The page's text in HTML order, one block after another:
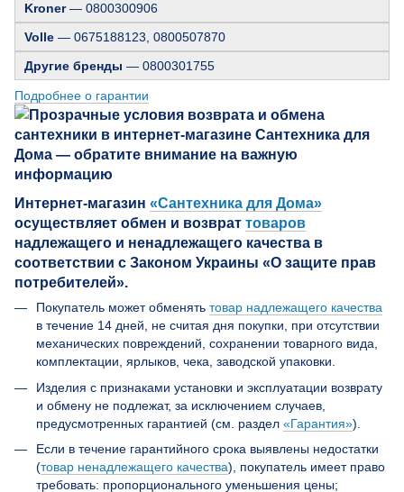
Kroner— 0800300906
Volle — 0675188123, 0800507870
Другие бренды — 0800301755
Подробнее о гарантии
Интернет-магазин «Сантехника для Дома»
осуществляет обмен и возврат товаров
надлежащего и ненадлежащего качества в
соответствии с Законом Украины «О защите прав
потребителей».
Покупатель может обменять товар надлежащего качества
в течение 14 дней, не считая дня покупки, при отсутствии
механических повреждений, сохранении товарного вида,
комплектации, ярлыков, чека, заводской упаковки.
Изделия с признаками установки и эксплуатации возврату
и обмену не подлежат, за исключением случаев,
предусмотренных гарантией (см. раздел «Гарантия»).
Если в течение гарантийного срока выявлены недостатки
(товар ненадлежащего качества), покупатель имеет право
требовать: пропорционального уменьшения цены;